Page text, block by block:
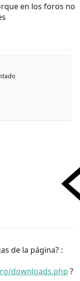
en los foros no
de la página? :
downloads.php ?